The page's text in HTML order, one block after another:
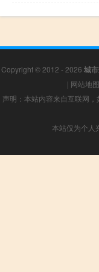
Copyright © 2012 - 2026 城
| 网站地图
声明：本站内容来自互联网
本站仅为个人